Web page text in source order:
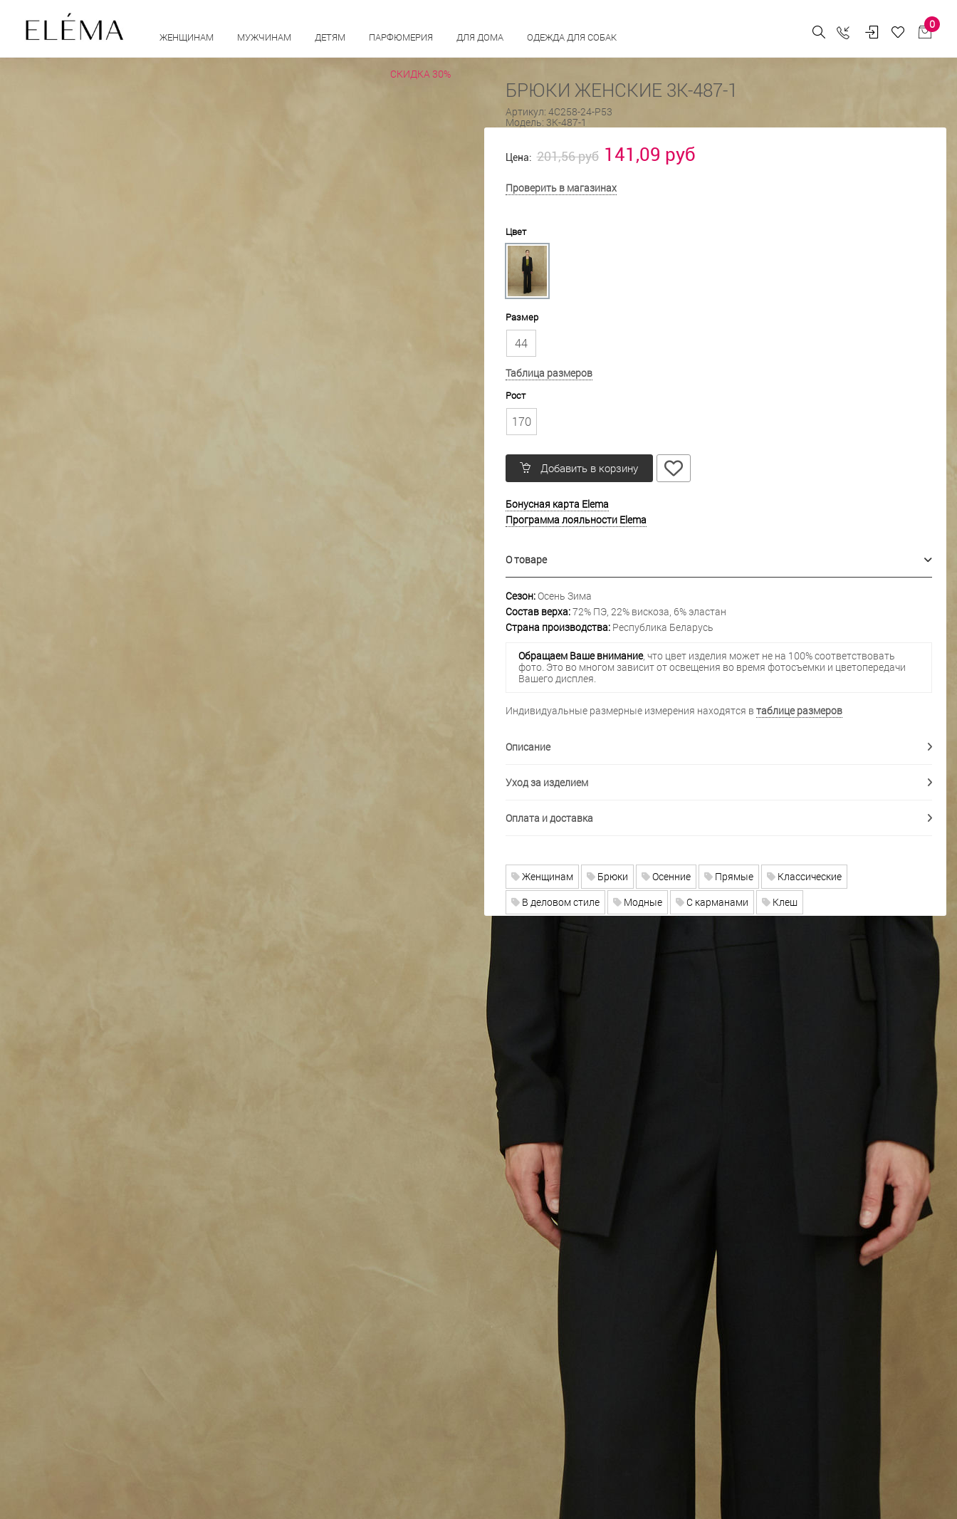
ЖЕНЩИНАМ МУЖЧИНАМ ДЕТЯМ ПАРФЮМЕРИЯ ДЛЯ ДОМА ОДЕЖДА ДЛЯ СОБАК
0
СКИДКА 30%
БРЮКИ ЖЕНСКИЕ 3К-487-1
Артикул: 4С258-24-Р53
Модель: 3К-487-1
Цена: 201,56 руб 141,09 руб
Проверить в магазинах
Цвет
Размер
44
Таблица размеров
Рост
170
Добавить в корзину
Бонусная карта Elema
Программа лояльности Elema
О товаре
Сезон:Осень Зима
Состав верха:72% ПЭ, 22% вискоза, 6% эластан
Страна производства:Республика Беларусь
Обращаем Ваше внимание, что цвет изделия может не на 100% соответствовать
фото. Это во многом зависит от освещения во время фотосъемки и цветопередачи
Вашего дисплея.
Индивидуальные размерные измерения находятся в таблице размеров
Описание
Уход за изделием
Оплата и доставка
Женщинам Брюки Осенние Прямые
Классические
В деловом стиле
Модные С карманами Клеш